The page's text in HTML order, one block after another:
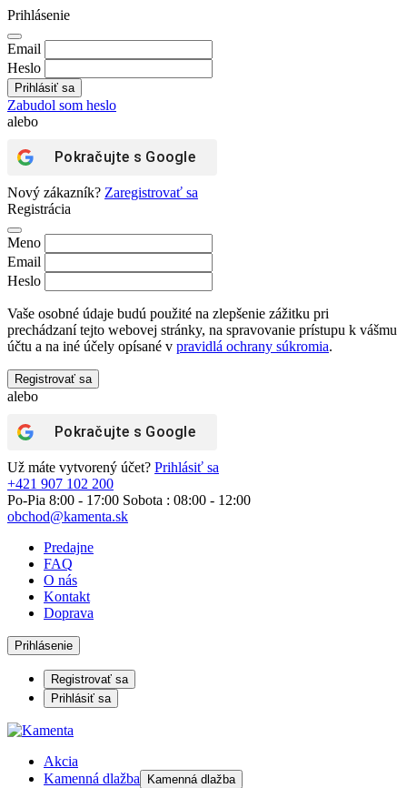
Prihlásenie
Email
Heslo
Zabudol som heslo
alebo
Pokračujte s Google
Nový zákazník? Zaregistrovať sa
Registrácia
Meno
Email
Heslo
Vaše osobné údaje budú použité na zlepšenie zážitku pri
prechádzaní tejto webovej stránky, na spravovanie prístupu k vášmu
účtu a na iné účely opísané v pravidlá ochrany súkromia.
Registrovať sa
alebo
Pokračujte s Google
Už máte vytvorený účet? Prihlásiť sa
+421 907 102 200
Po-Pia 8:00 - 17:00 Sobota : 08:00 - 12:00
obchod@kamenta.sk
Predajne
FAQ
O nás
Kontakt
Doprava
Prihlásenie
Registrovať sa
Prihlásiť sa
Akcia
Kamenná dlažba
Kamenná dlažba